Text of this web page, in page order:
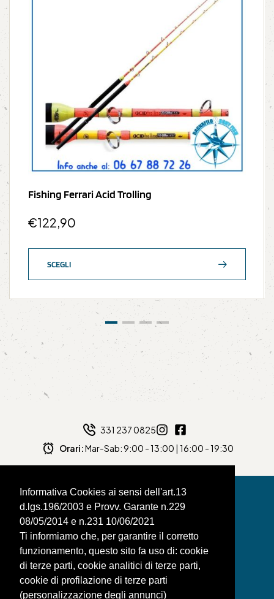
Informativa Cookies ai sensi dell'art.13
d.lgs.196/2003 e Provv. Garante n.229
08/05/2014 e n.231 10/06/2021
Ti informiamo che, per garantire il corretto
funzionamento, questo sito fa uso di: cookie
di terze parti, cookie analitici di terze parti,
cookie di profilazione di terze parti
(personalizzazione degli annunci)
Fishing Ferrari Acid Trolling
€122,90
SCEGLI
331 237 0825
Orari:Mar-Sab: 9:00 - 13:00 | 16:00 - 19:30
BAGNAFILO SRLS
PAGINE
SHOP